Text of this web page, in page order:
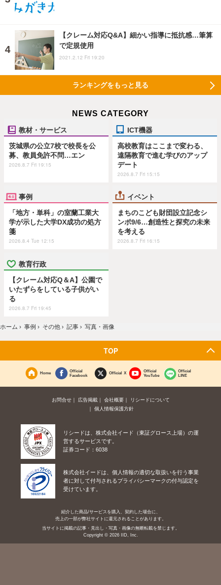
【クレーム対応Q&A】細かい指導に抵抗感…筆算
で定規使用
2021.2.12 Fri 19:20
ランキングをもっと見る
NEWS CATEGORY
教材・サービス
茨城県の公立7校で校長を公
募、教員免許不問…エン
2026.8.7 Fri 19:15
ICT機器
高校教育はここまで変わる、
遠隔教育で進む学びのアップ
デート
2026.8.7 Fri 15:15
事例
「地方・単科」の室蘭工業大
学が示した大学DX成功の処方
箋
2026.8.4 Tue 12:15
イベント
まちのこども財団設立記念シ
ンポ9/6…創造性と探究の未来
を考える
2026.8.7 Fri 16:15
教育行政
【クレーム対応Q＆A】公園で
いたずらをしている子供がい
る
2026.8.7 Fri 19:45
ホーム › 事例 › その他 › 記事 › 写真・画像
TOP
Home
Official
Facebook
Official X
Official
YouTube
Official
LINE
お問合せ 広告掲載 会社概要
リシードについて
個人情報保護方針
リシードは、株式会社イード（東証グロース上場）の運
営するサービスです。
証券コード：6038
株式会社イードは、個人情報の適切な取扱いを行う事業
者に対して付与されるプライバシーマークの付与認定を
受けています。
紹介した商品/サービスを購入、契約した場合に、
売上の一部が弊社サイトに還元されることがあります。
当サイトに掲載の記事・見出し・写真・画像の無断転載を禁じます。
Copyright © 2026 IID, Inc.